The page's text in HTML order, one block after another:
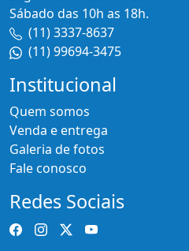
Sábado das 10h as 18h.
(11) 3337-8637
(11) 99694-3475
Institucional
Quem somos
Venda e entrega
Galeria de fotos
Fale conosco
Redes Sociais